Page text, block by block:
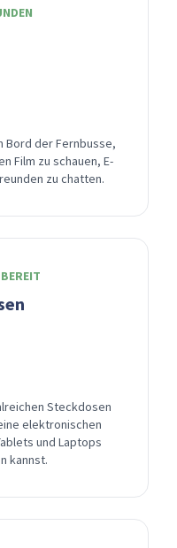
Bord der Fernbusse,
Film zu schauen, E-
zu chatten.
Steckdosen
elektronischen
und Laptops
kannst.